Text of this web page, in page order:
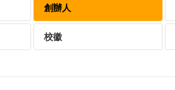
創辦人
校徽